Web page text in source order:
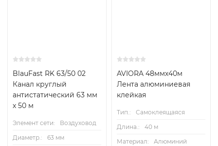
BlauFast RK 63/50 02
Канал круглый
антистатический 63 мм
х 50 м
Элемент сети:
Воздуховод
Диаметр.:
63 мм
AVIORA 48ммх40м
Лента алюминиевая
клейкая
Тип.:
Самоклеящаяся
Длина.:
40 м
Материал:
Алюминий